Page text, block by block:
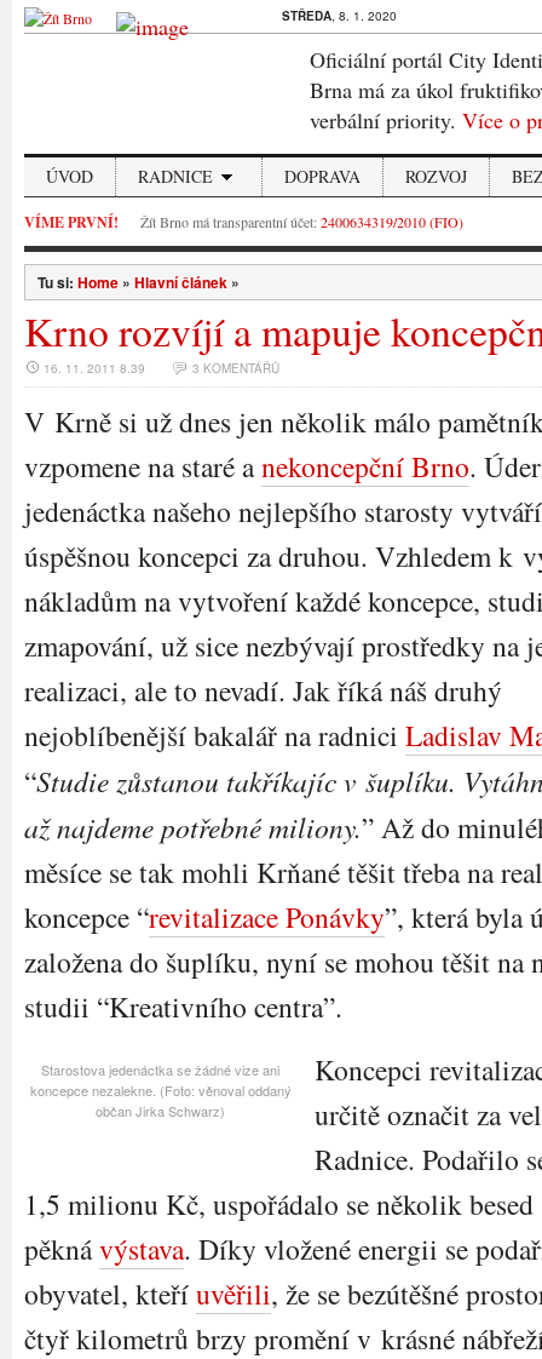
STŘEDA, 8. 1. 2020
Oficiální portál City
Brna má za úkol
verbální priority. Více o
ÚVOD RADNICE DOPRAVA ROZVOJ
VÍME PRVNÍ! Žít Brno má transparentní účet:2400634319/2010 (FIO)
Tu si: Home » Hlavní článek »
Krno rozvíjí a mapuje
16. 11. 2011 8.39 3 KOMENTÁŘŮ
V Krně si už dnes jen několik málo
vzpomene na staré anekoncepční Brno.
jedenáctka našeho nejlepšího starosty
úspěšnou koncepci za druhou. Vzhledem k
nákladům na vytvoření každé koncepce,
zmapování, už sice nezbývají prostředky na
realizaci, ale to nevadí. Jak říká náš druhý
nejoblíbenější bakalář na radnici Ladislav
“Studie zůstanou takříkajíc v šuplíku.
až najdeme potřebné miliony.” Až do
měsíce se tak mohli Krňané těšit třeba na
koncepce “revitalizace Ponávky”, která byla
založena do šuplíku, nyní se mohou těšit na
studii “Kreativního centra”.
Starostova jedenáctka se žádné vize ani
koncepce nezalekne. (Foto: věnoval oddaný
občan Jirka Schwarz)
Koncepci
určitě označit za
Radnice. Podařilo
1,5 milionu Kč, uspořádalo se několik besed
pěknávýstava. Díky vložené energii se
obyvatel, kteříuvěřili, že se bezútěšné
čtyř kilometrů brzy promění v krásné